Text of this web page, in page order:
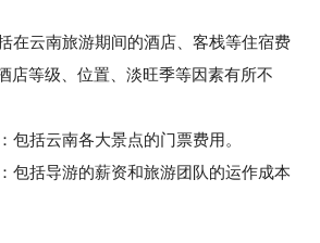
云南旅游期间的酒店、客栈等住宿费
店等级、位置、淡旺季等因素有所不
括云南各大景点的门票费用。
括导游的薪资和旅游团队的运作成本